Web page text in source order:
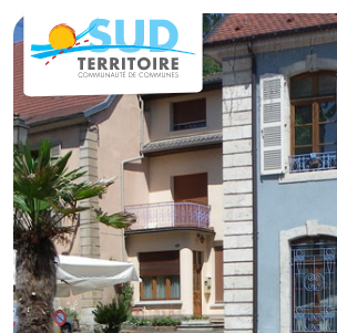
Panneau de gestion des cookies